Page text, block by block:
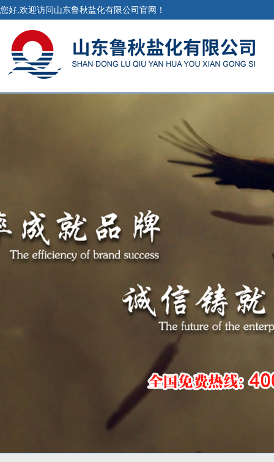
您好,欢迎访问山东鲁秋盐化有限公司官网！